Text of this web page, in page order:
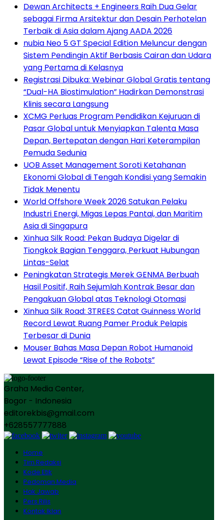
Dewan Architects + Engineers Raih Dua Gelar
sebagai Firma Arsitektur dan Desain Perhotelan
Terbaik di Asia dalam Ajang AADA 2026
nubia Neo 5 GT Special Edition Meluncur dengan
Sistem Pendingin Aktif Berbasis Cairan dan Udara
yang Pertama di Kelasnya
Registrasi Dibuka: Webinar Global Gratis tentang
“Dual-HA Biostimulation” Hadirkan Demonstrasi
Klinis secara Langsung
XCMG Perluas Program Pendidikan Kejuruan di
Pasar Global untuk Menyiapkan Talenta Masa
Depan, Bertepatan dengan Hari Keterampilan
Pemuda Sedunia
UOB Asset Management Soroti Ketahanan
Ekonomi Global di Tengah Kondisi yang Semakin
Tidak Menentu
World Offshore Week 2026 Satukan Pelaku
Industri Energi, Migas Lepas Pantai, dan Maritim
Asia di Singapura
Xinhua Silk Road: Pekan Budaya Digelar di
Tiongkok Bagian Tenggara, Perkuat Hubungan
Lintas-Selat
Peningkatan Strategis Merek GENMA Berbuah
Hasil Positif, Raih Sejumlah Kontrak Besar dan
Pengakuan Global atas Teknologi Otomasi
Xinhua Silk Road: 3TREES Catat Guinness World
Record Lewat Ruang Pamer Produk Pelapis
Terbesar di Dunia
Mouser Bahas Masa Depan Robot Humanoid
Lewat Episode “Rise of the Robots”
Graha Media Center,
Bogor - Indonesia
editorekbis@gmail.com
+628557777888
Home
Tim Redaksi
Kode Etik
Pedoman Media
Hak Jawab
Pers Rilis
Kontak Iklan